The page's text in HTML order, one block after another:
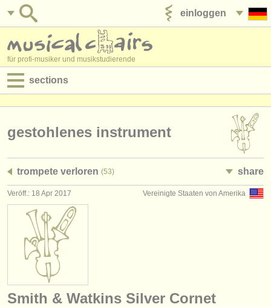
einloggen
für profi-musiker und musikstudierende
sections
jobs - verwaltung
degree courses
kurse
musikwettbewerbe
instrumentenverkauf
gestohlenes instrument
trompete verloren (53) share
Vereinigte Staaten von Amerika
Veröff.: 18 Apr 2017
Smith & Watkins Silver Cornet